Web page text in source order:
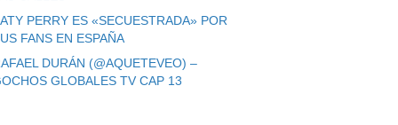
PERRY ES «SECUESTRADA» POR
FANS EN ESPAÑA
DURÁN (@AQUETEVEO) –
GLOBALES TV CAP 13